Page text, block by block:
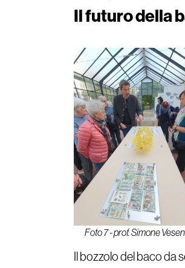
Il futuro della
Foto 7 - prof. Simone
Il bozzolo del baco